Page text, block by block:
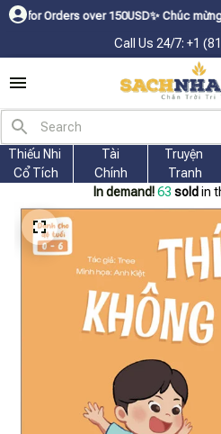
over 150USDㅤ✨Chúc mừng
Call Us 24/7: +1
Thiếu Nhi
Cổ Tích
Tài
Chính
Truyện
Tranh
In demand! 66 sold in